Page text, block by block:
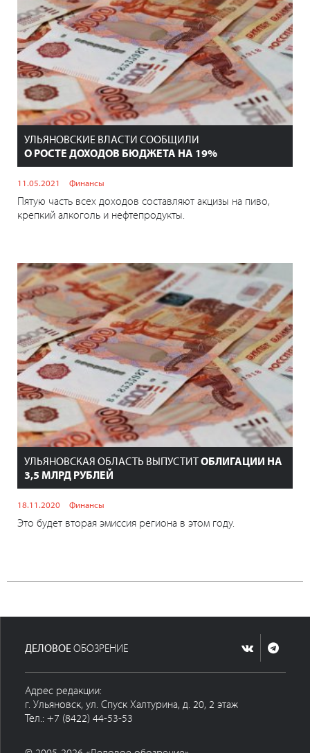
УЛЬЯНОВСКИЕ ВЛАСТИ СООБЩИЛИ
О РОСТЕ ДОХОДОВ БЮДЖЕТА НА 19%
11.05.2021 Финансы
Пятую часть всех доходов составляют акцизы на пиво,
крепкий алкоголь и нефтепродукты.
УЛЬЯНОВСКАЯ ОБЛАСТЬ ВЫПУСТИТОБЛИГАЦИИ НА
3,5 МЛРД РУБЛЕЙ
18.11.2020 Финансы
Это будет вторая эмиссия региона в этом году.
ДЕЛОВОЕ ОБОЗРЕНИЕ
Адрес редакции:
г. Ульяновск, ул. Спуск Халтурина, д. 20, 2 этаж
Тел.: +7 (8422) 44-53-53